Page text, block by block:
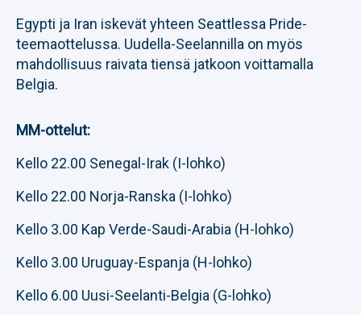
Egypti ja Iran iskevät yhteen Seattlessa Pride-
teemaottelussa. Uudella-Seelannilla on myös
mahdollisuus raivata tiensä jatkoon voittamalla
Belgia.
MM-ottelut:
Kello 22.00 Senegal-Irak (I-lohko)
Kello 22.00 Norja-Ranska (I-lohko)
Kello 3.00 Kap Verde-Saudi-Arabia (H-lohko)
Kello 3.00 Uruguay-Espanja (H-lohko)
Kello 6.00 Uusi-Seelanti-Belgia (G-lohko)